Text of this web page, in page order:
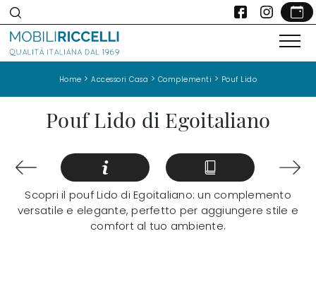
Home >Accessori Casa > Complementi > Pouf Lido
Pouf Lido di Egoitaliano
Scopri il pouf Lido di Egoitaliano: un complemento
versatile e elegante, perfetto per aggiungere stile e
comfort al tuo ambiente.